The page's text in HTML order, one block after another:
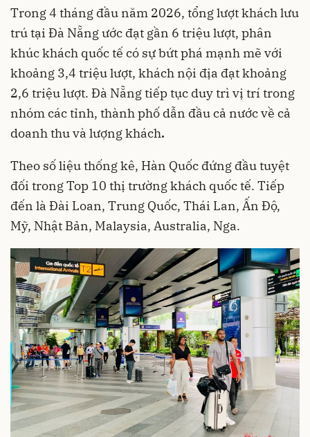
Trong 4 tháng đầu năm 2026, tổng lượt khách lưu
trú tại Đà Nẵng ước đạt gần 6 triệu lượt, phân
khúc khách quốc tế có sự bứt phá mạnh mẽ với
khoảng 3,4 triệu lượt, khách nội địa đạt khoảng
2,6 triệu lượt. Đà Nẵng tiếp tục duy trì vị trí trong
nhóm các tỉnh, thành phố dẫn đầu cả nước về cả
doanh thu và lượng khách.
Theo số liệu thống kê, Hàn Quốc đứng đầu tuyệt
đối trong Top 10 thị trường khách quốc tế. Tiếp
đến là Đài Loan, Trung Quốc, Thái Lan, Ấn Độ,
Mỹ, Nhật Bản, Malaysia, Australia, Nga.